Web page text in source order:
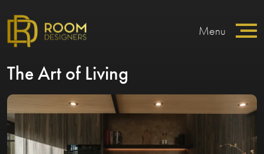
Menu
The Art of Living